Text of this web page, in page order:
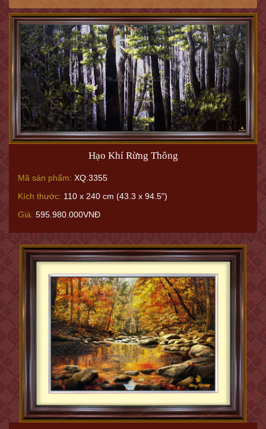
Hạo Khí Rừng Thông
Mã sản phẩm: XQ.3355
Kích thước: 110 x 240 cm (43.3 x 94.5")
Giá: 595.980.000VNĐ